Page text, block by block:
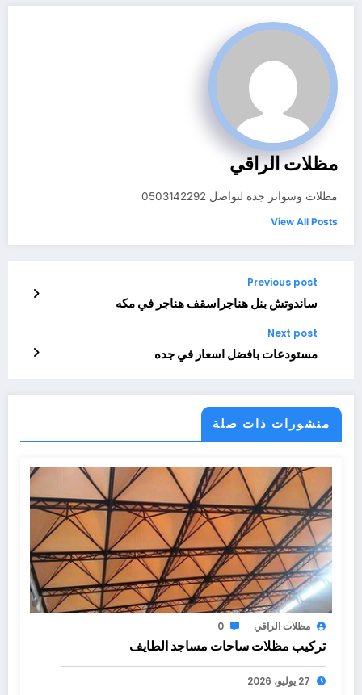
مظلات الراقي
مظلات وسواتر جده لتواصل 0503142292
View All Posts
Previous post
ساندوتش بنل هناجراسقف هناجر في مكه
Next post
مستودعات بافضل اسعار في جده
منشورات ذات صلة
مظلات الراقي 0
تركيب مظلات ساحات مساجد الطايف
27 يوليو، 2026